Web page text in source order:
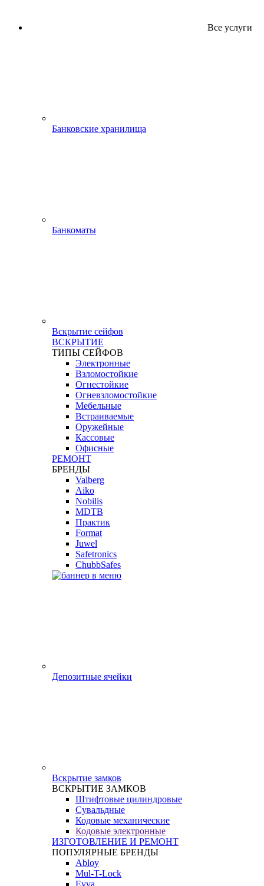
Все услуги
Банковские хранилища
Банкоматы
Вскрытие сейфов
ВСКРЫТИЕ
ТИПЫ СЕЙФОВ
Электронные
Взломостойкие
Огнестойкие
Огневзломостойкие
Мебельные
Встраиваемые
Оружейные
Кассовые
Офисные
РЕМОНТ
БРЕНДЫ
Valberg
Aiko
Nobilis
MDTB
Практик
Format
Juwel
Safetronics
ChubbSafes
Депозитные ячейки
Вскрытие замков
ВСКРЫТИЕ ЗАМКОВ
Штифтовые цилиндровые
Сувальдные
Кодовые механические
Кодовые электронные
ИЗГОТОВЛЕНИЕ И РЕМОНТ
ПОПУЛЯРНЫЕ БРЕНДЫ
Abloy
Mul-T-Lock
Evva